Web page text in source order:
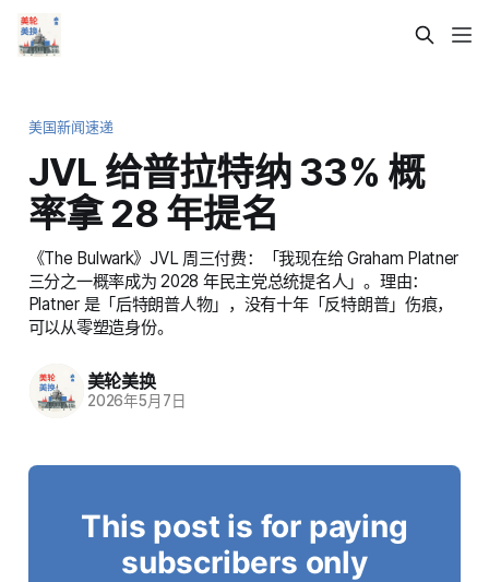
美国新闻速递
JVL 给普拉特纳 33% 概
率拿 28 年提名
《The Bulwark》JVL 周三付费：「我现在给 Graham Platner
三分之一概率成为 2028 年民主党总统提名人」。理由：
Platner 是「后特朗普人物」，没有十年「反特朗普」伤痕，
可以从零塑造身份。
美轮美换
2026年5月7日
This post is for paying
subscribers only